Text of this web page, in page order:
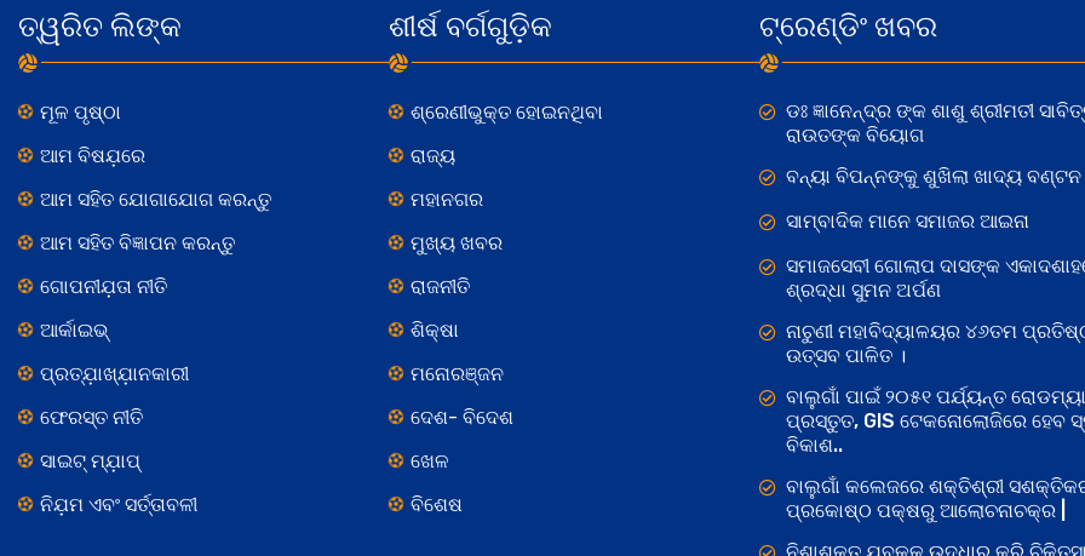
ତ୍ୱରିତ ଲିଙ୍କ
ମୂଳ ପୃଷ୍ଠା
ଆମ ବିଷଯ଼ରେ
ଆମ ସହିତ ଯୋଗାଯୋଗ କରନ୍ତୁ
ଆମ ସହିତ ବିଜ୍ଞାପନ କରନ୍ତୁ
ଗୋପନୀଯ଼ତା ନୀତି
ଆର୍କାଇଭ୍
ପ୍ରତ୍ଯ଼ାଖ୍ଯ଼ାନକାରୀ
ଫେରସ୍ତ ନୀତି
ସାଇଟ୍ ମ୍ଯ଼ାପ୍
ନିଯ଼ମ ଏବଂ ସର୍ତ୍ତାବଳୀ
ଶୀର୍ଷ ବର୍ଗଗୁଡ଼ିକ
ଶ୍ରେଣୀଭୁକ୍ତ ହୋଇନଥିବା
ରାଜ୍ୟ
ମହାନଗର
ମୁଖ୍ୟ ଖବର
ରାଜନୀତି
ଶିକ୍ଷା
ମନୋରଞ୍ଜନ
ଦେଶ- ବିଦେଶ
ଖେଳ
ବିଶେଷ
ଟ୍ରେଣ୍ଡିଂ ଖବର
ଡଃ ଜ୍ଞାନେନ୍ଦ୍ର ଙ୍କ ଶାଶୁ ଶ୍ରୀମତୀ
ରାଉତଙ୍କ ବିୟୋଗ
ବନ୍ୟା ବିପନ୍ନଙ୍କୁ ଶୁଖିଲା ଖାଦ୍ୟ ବଣ୍ଟନ
ସାମ୍ବାଦିକ ମାନେ ସମାଜର ଆଇନା
ସମାଜସେବୀ ଗୋଲାପ ଦାସଙ୍କ
ଶ୍ରଦ୍ଧା ସୁମନ ଅର୍ପଣ
ନାଚୁଣୀ ମହାବିଦ୍ୟାଳୟର ୪୬ତମ
ଉତ୍ସବ ପାଳିତ ।
ବାଲୁଗାଁ ପାଇଁ ୨୦୫୧ ପର୍ଯ୍ୟନ୍ତ
ପ୍ରସ୍ତୁତ, GIS ଟେକନୋଲୋଜିରେ ହେବ
ବିକାଶ..
ବାଲୁଗାଁ କଲେଜରେ ଶକ୍ତିଶ୍ରୀ
ପ୍ରକୋଷ୍ଠ ପକ୍ଷରୁ ଆଲୋଚନାଚକ୍ର |
ନିଶାଶକ୍ତ ଯୁବକକୁ ଉଦ୍ଧାର କରି ଚିକିତ୍ସା